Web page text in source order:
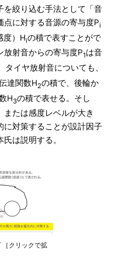
絞り込む手法として「音
に対する音源の寄与度Pi
度）Hiの積で表すことがで
放射音からの寄与度P1は音
タイヤ放射音についても、
達関数H2の積で、後輪か
H3の積で表せる。そし
たは感度レベルが大き
に対策することが設計因子
は説明する。
［クリックで拡